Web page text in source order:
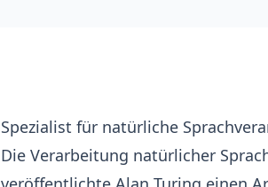
Spezialist für natürliche
Die Verarbeitung natürlicher